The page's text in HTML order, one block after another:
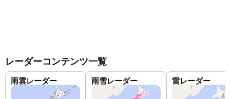
レーダーコンテンツ一覧
雨雲レーダー 雨雪レーダー 雷レーダー